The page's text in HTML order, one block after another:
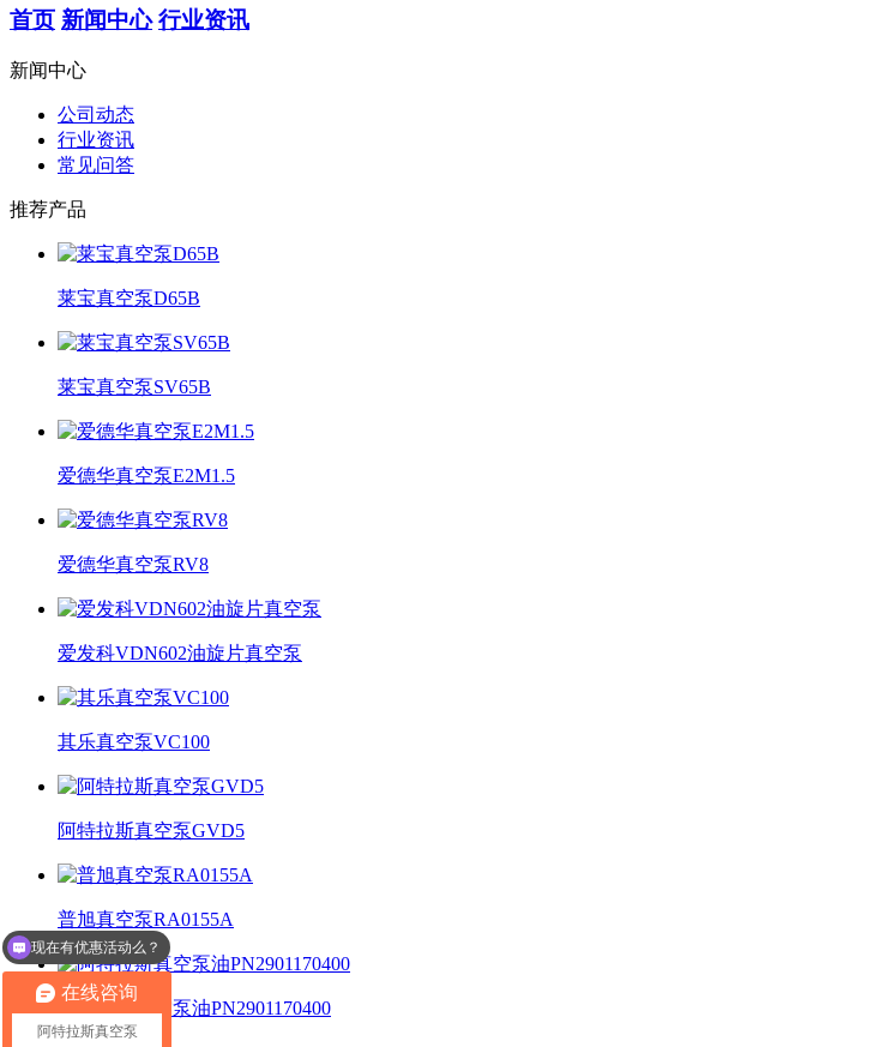
首页 新闻中心 行业资讯
新闻中心
公司动态
行业资讯
常见问答
推荐产品
莱宝真空泵D65B
莱宝真空泵SV65B
爱德华真空泵E2M1.5
爱德华真空泵RV8
爱发科VDN602油旋片真空泵
其乐真空泵VC100​
阿特拉斯真空泵GVD5
普旭真空泵RA0155A
阿特拉斯真空泵油PN2901170400
在线咨询
阿特拉斯真空泵
可以介绍下你们的产品么？